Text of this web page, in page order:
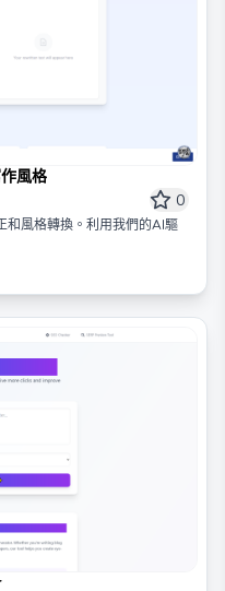
風格
0
和風格轉換。利用我們的AI驅